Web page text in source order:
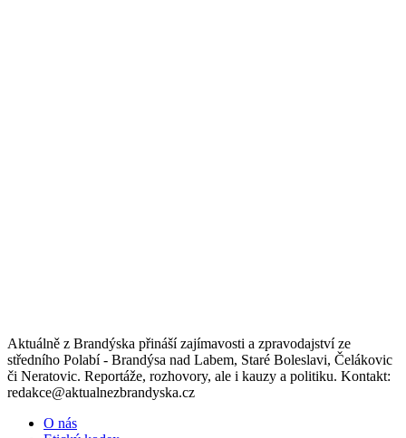
Aktuálně z Brandýska přináší zajímavosti a zpravodajství ze
středního Polabí - Brandýsa nad Labem, Staré Boleslavi, Čelákovic
či Neratovic. Reportáže, rozhovory, ale i kauzy a politiku. Kontakt:
redakce@aktualnezbrandyska.cz
O nás